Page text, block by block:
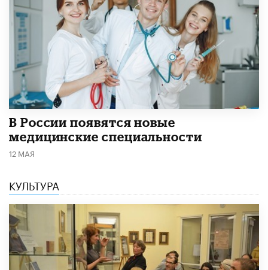
В России появятся новые
медицинские специальности
12 МАЯ
КУЛЬТУРА